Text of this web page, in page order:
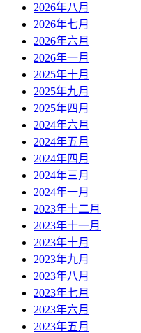
2026年八月
2026年七月
2026年六月
2026年一月
2025年十月
2025年九月
2025年四月
2024年六月
2024年五月
2024年四月
2024年三月
2024年一月
2023年十二月
2023年十一月
2023年十月
2023年九月
2023年八月
2023年七月
2023年六月
2023年五月